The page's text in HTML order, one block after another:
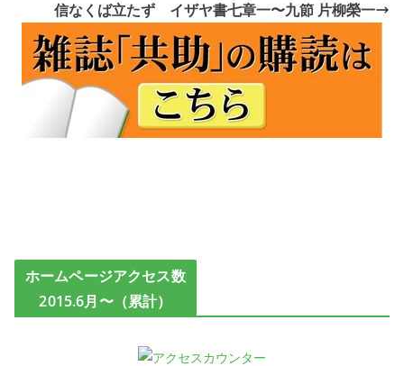
信なくば立たず イザヤ書七章一〜九節 片柳榮一
ホームページアクセス数
2015.6月〜（累計）